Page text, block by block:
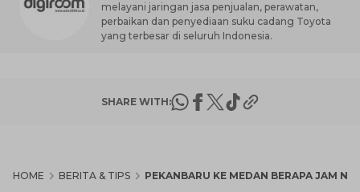
melayani jaringan jasa penjualan, perawatan,
perbaikan dan penyediaan suku cadang Toyota
yang terbesar di seluruh Indonesia.
SHARE WITH:
HOME BERITA & TIPS PEKANBARU KE MEDAN BERAPA JAM